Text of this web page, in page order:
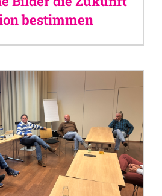
bestimmen